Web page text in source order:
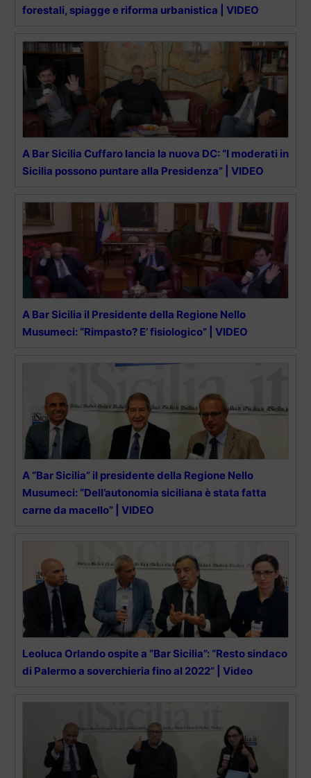
forestali, spiagge e riforma urbanistica | VIDEO
A Bar Sicilia Cuffaro lancia la nuova DC: “I moderati in
Sicilia possono puntare alla Presidenza” | VIDEO
A Bar Sicilia il Presidente della Regione Nello
Musumeci: “Rimpasto? E’ fisiologico” | VIDEO
A “Bar Sicilia” il presidente della Regione Nello
Musumeci: “Dell’autonomia siciliana è stata fatta
carne da macello” | VIDEO
Leoluca Orlando ospite a “Bar Sicilia”: “Resto sindaco
di Palermo a soverchieria fino al 2022” | Video